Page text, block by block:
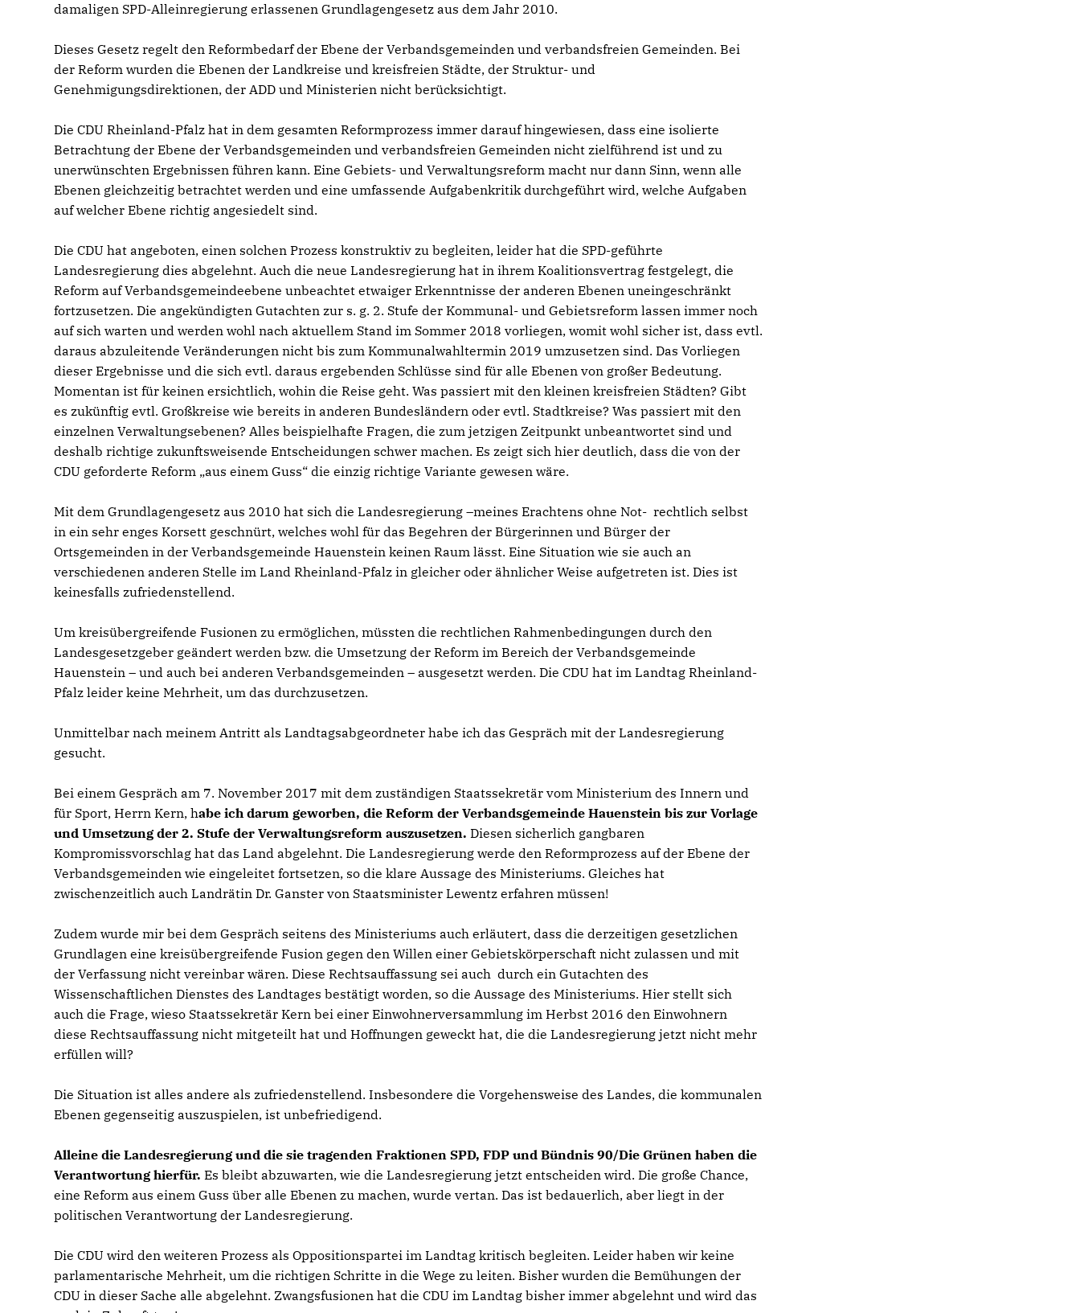
damaligen SPD-Alleinregierung erlassenen Grundlagengesetz aus dem Jahr 2010.
Dieses Gesetz regelt den Reformbedarf der Ebene der Verbandsgemeinden und verbandsfreien Gemeinden. Bei
der Reform wurden die Ebenen der Landkreise und kreisfreien Städte, der Struktur- und
Genehmigungsdirektionen, der ADD und Ministerien nicht berücksichtigt.
Die CDU Rheinland-Pfalz hat in dem gesamten Reformprozess immer darauf hingewiesen, dass eine isolierte
Betrachtung der Ebene der Verbandsgemeinden und verbandsfreien Gemeinden nicht zielführend ist und zu
unerwünschten Ergebnissen führen kann. Eine Gebiets- und Verwaltungsreform macht nur dann Sinn, wenn alle
Ebenen gleichzeitig betrachtet werden und eine umfassende Aufgabenkritik durchgeführt wird, welche Aufgaben
auf welcher Ebene richtig angesiedelt sind.
Die CDU hat angeboten, einen solchen Prozess konstruktiv zu begleiten, leider hat die SPD-geführte
Landesregierung dies abgelehnt. Auch die neue Landesregierung hat in ihrem Koalitionsvertrag festgelegt, die
Reform auf Verbandsgemeindeebene unbeachtet etwaiger Erkenntnisse der anderen Ebenen uneingeschränkt
fortzusetzen. Die angekündigten Gutachten zur s. g. 2. Stufe der Kommunal- und Gebietsreform lassen immer noch
auf sich warten und werden wohl nach aktuellem Stand im Sommer 2018 vorliegen, womit wohl sicher ist, dass evtl.
daraus abzuleitende Veränderungen nicht bis zum Kommunalwahltermin 2019 umzusetzen sind. Das Vorliegen
dieser Ergebnisse und die sich evtl. daraus ergebenden Schlüsse sind für alle Ebenen von großer Bedeutung.
Momentan ist für keinen ersichtlich, wohin die Reise geht. Was passiert mit den kleinen kreisfreien Städten? Gibt
es zukünftig evtl. Großkreise wie bereits in anderen Bundesländern oder evtl. Stadtkreise? Was passiert mit den
einzelnen Verwaltungsebenen? Alles beispielhafte Fragen, die zum jetzigen Zeitpunkt unbeantwortet sind und
deshalb richtige zukunftsweisende Entscheidungen schwer machen. Es zeigt sich hier deutlich, dass die von der
CDU geforderte Reform „aus einem Guss“ die einzig richtige Variante gewesen wäre.
Mit dem Grundlagengesetz aus 2010 hat sich die Landesregierung –meines Erachtens ohne Not- rechtlich selbst
in ein sehr enges Korsett geschnürt, welches wohl für das Begehren der Bürgerinnen und Bürger der
Ortsgemeinden in der Verbandsgemeinde Hauenstein keinen Raum lässt. Eine Situation wie sie auch an
verschiedenen anderen Stelle im Land Rheinland-Pfalz in gleicher oder ähnlicher Weise aufgetreten ist. Dies ist
keinesfalls zufriedenstellend.
Um kreisübergreifende Fusionen zu ermöglichen, müssten die rechtlichen Rahmenbedingungen durch den
Landesgesetzgeber geändert werden bzw. die Umsetzung der Reform im Bereich der Verbandsgemeinde
Hauenstein – und auch bei anderen Verbandsgemeinden – ausgesetzt werden. Die CDU hat im Landtag Rheinland-
Pfalz leider keine Mehrheit, um das durchzusetzen.
Unmittelbar nach meinem Antritt als Landtagsabgeordneter habe ich das Gespräch mit der Landesregierung
gesucht.
Bei einem Gespräch am 7. November 2017 mit dem zuständigen Staatssekretär vom Ministerium des Innern und
für Sport, Herrn Kern, habe ich darum geworben, die Reform der Verbandsgemeinde Hauenstein bis zur Vorlage
und Umsetzung der 2. Stufe der Verwaltungsreform auszusetzen. Diesen sicherlich gangbaren
Kompromissvorschlag hat das Land abgelehnt. Die Landesregierung werde den Reformprozess auf der Ebene der
Verbandsgemeinden wie eingeleitet fortsetzen, so die klare Aussage des Ministeriums. Gleiches hat
zwischenzeitlich auch Landrätin Dr. Ganster von Staatsminister Lewentz erfahren müssen!
Zudem wurde mir bei dem Gespräch seitens des Ministeriums auch erläutert, dass die derzeitigen gesetzlichen
Grundlagen eine kreisübergreifende Fusion gegen den Willen einer Gebietskörperschaft nicht zulassen und mit
der Verfassung nicht vereinbar wären. Diese Rechtsauffassung sei auch durch ein Gutachten des
Wissenschaftlichen Dienstes des Landtages bestätigt worden, so die Aussage des Ministeriums. Hier stellt sich
auch die Frage, wieso Staatssekretär Kern bei einer Einwohnerversammlung im Herbst 2016 den Einwohnern
diese Rechtsauffassung nicht mitgeteilt hat und Hoffnungen geweckt hat, die die Landesregierung jetzt nicht mehr
erfüllen will?
Die Situation ist alles andere als zufriedenstellend. Insbesondere die Vorgehensweise des Landes, die kommunalen
Ebenen gegenseitig auszuspielen, ist unbefriedigend.
Alleine die Landesregierung und die sie tragenden Fraktionen SPD, FDP und Bündnis 90/Die Grünen haben die
Verantwortung hierfür.Es bleibt abzuwarten, wie die Landesregierung jetzt entscheiden wird. Die große Chance,
eine Reform aus einem Guss über alle Ebenen zu machen, wurde vertan. Das ist bedauerlich, aber liegt in der
politischen Verantwortung der Landesregierung.
Die CDU wird den weiteren Prozess als Oppositionspartei im Landtag kritisch begleiten. Leider haben wir keine
parlamentarische Mehrheit, um die richtigen Schritte in die Wege zu leiten. Bisher wurden die Bemühungen der
CDU in dieser Sache alle abgelehnt. Zwangsfusionen hat die CDU im Landtag bisher immer abgelehnt und wird das